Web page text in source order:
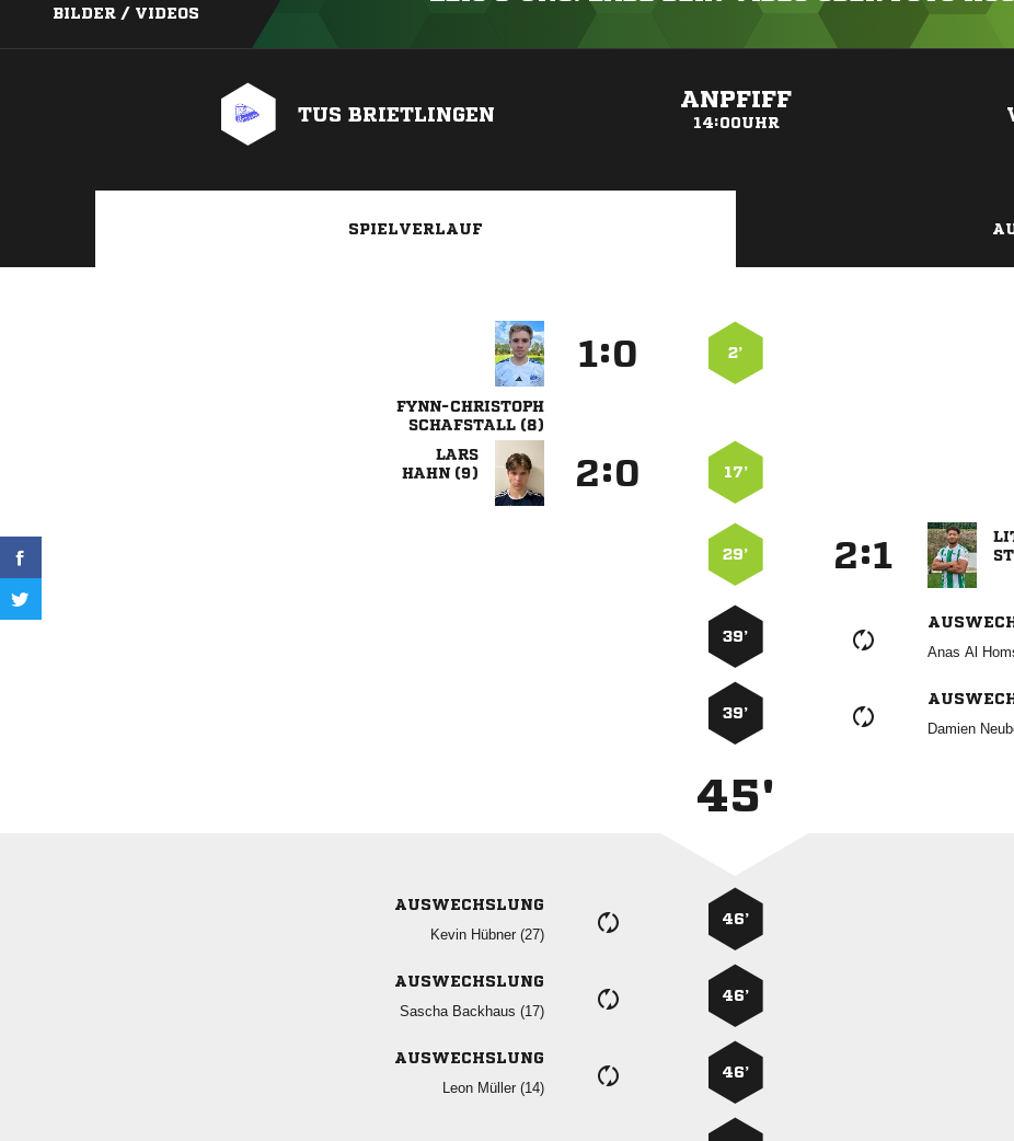
BILDER / VIDEOS
TUS BRIETLINGEN
ANPFIFF
14:00UHR
SPIELVERLAUF

 
: 2’

 
: 17’
29’ :
39’
 
39’

45'
AUSWECHSLUNG
  
46’
AUSWECHSLUNG
  
46’
AUSWECHSLUNG
  
46’